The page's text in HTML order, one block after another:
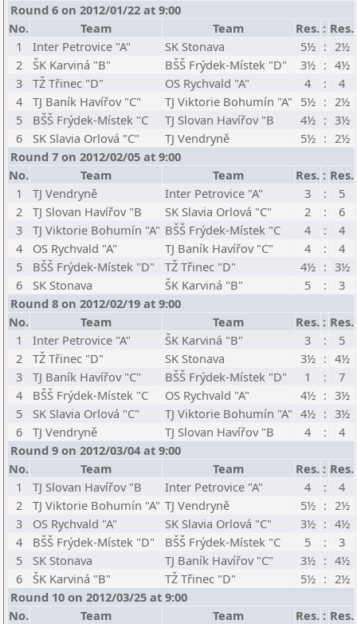
Round 6 on 2012/01/22 at 9:00
No.
Team Team Res. : Res.
1
Inter Petrovice "A" SK Stonava 5½ : 2½
2
ŠK Karviná "B" BŠŠ Frýdek-Místek "D" 3½ : 4½
3
TŽ Třinec "D" OS Rychvald "A" 4 :
4
4
TJ Baník Havířov "C" TJ Viktorie Bohumín "A" 5½ : 2½
5
BŠŠ Frýdek-Místek "C TJ Slovan Havířov "B 4½ : 3½
6
SK Slavia Orlová "C" TJ Vendryně 5½ : 2½
Round 7 on 2012/02/05 at 9:00
No.
Team Team Res. : Res.
1
TJ Vendryně Inter Petrovice "A" 3 :
5
2
TJ Slovan Havířov "B SK Slavia Orlová "C" 2 :
6
3
TJ Viktorie Bohumín "A" BŠŠ Frýdek-Místek "C 4 :
4
4
OS Rychvald "A" TJ Baník Havířov "C" 4 :
4
5
BŠŠ Frýdek-Místek "D" TŽ Třinec "D" 4½ : 3½
6
SK Stonava ŠK Karviná "B" 5 :
3
Round 8 on 2012/02/19 at 9:00
No.
Team Team Res. : Res.
1
Inter Petrovice "A" ŠK Karviná "B" 3 :
5
2
TŽ Třinec "D" SK Stonava 3½ : 4½
3
TJ Baník Havířov "C" BŠŠ Frýdek-Místek "D" 1 :
7
4
BŠŠ Frýdek-Místek "C OS Rychvald "A" 4½ : 3½
5
SK Slavia Orlová "C" TJ Viktorie Bohumín "A" 4½ : 3½
6
TJ Vendryně TJ Slovan Havířov "B 4 :
4
Round 9 on 2012/03/04 at 9:00
No.
Team Team Res. : Res.
1
TJ Slovan Havířov "B Inter Petrovice "A" 4 :
4
2
TJ Viktorie Bohumín "A" TJ Vendryně 5½ : 2½
3
OS Rychvald "A" SK Slavia Orlová "C" 3½ : 4½
4
BŠŠ Frýdek-Místek "D" BŠŠ Frýdek-Místek "C 5 :
3
5
SK Stonava TJ Baník Havířov "C" 3½ : 4½
6
ŠK Karviná "B" TŽ Třinec "D" 5½ : 2½
Round 10 on 2012/03/25 at 9:00
No.
Team Team Res. : Res.